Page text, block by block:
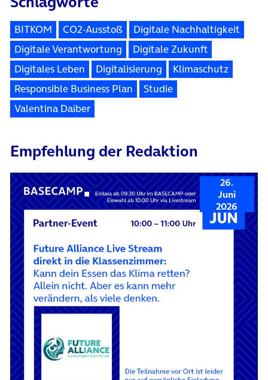
BITKOM CO2-Ausstoß
Digitale Nachhaltigkeit
Digitale Verantwortung
Digitale Zukunft
Digitales Leben
Digitalisierung
Klimaschutz
Responsible Business Plan
Studie
Valentina Daiber
Empfehlung der Redaktion
26.
Juni
2026